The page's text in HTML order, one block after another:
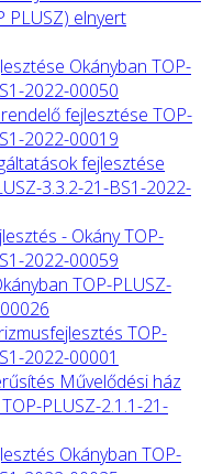
PLUSZ) elnyert
Okányban TOP-
2022-00050
fejlesztése TOP-
2022-00019
fejlesztése
3.3.2-21-BS1-2022-
- Okány TOP-
2022-00059
TOP-PLUSZ-
TOP-
2022-00001
Művelődési ház
PLUSZ-2.1.1-21-
Okányban TOP-